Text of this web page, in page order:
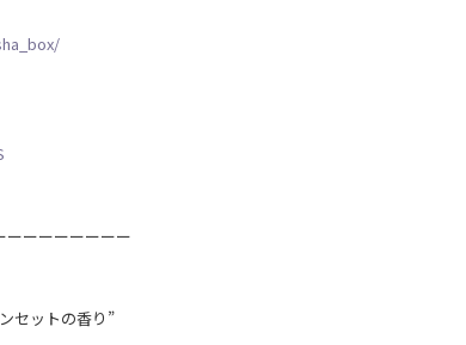
ーーーーーーーー
セットの香り”